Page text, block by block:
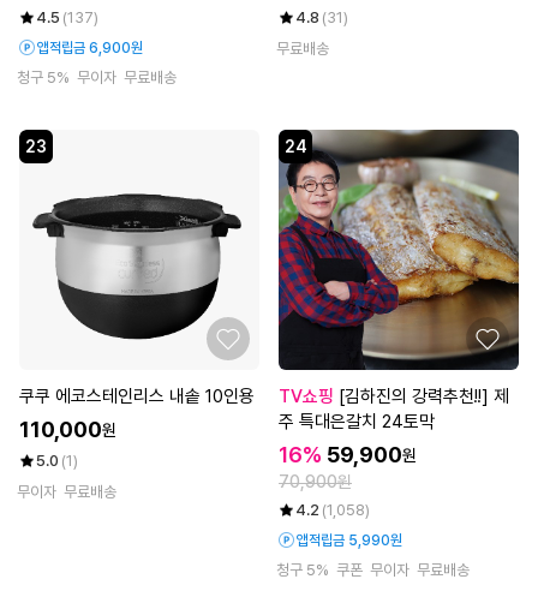
4.5 (137)
앱적립금 6,900원
청구 5% 무이자 무료배송
4.8 (31)
무료배송
23
쿠쿠 에코스테인리스 내솥 10인용
110,000원
5.0 (1)
무이자 무료배송
24
TV쇼핑
주 특대은갈치 24토막
16% 59,900원
70,900원
4.2 (1,058)
앱적립금 5,990원
청구 5% 쿠폰 무이자 무료배송